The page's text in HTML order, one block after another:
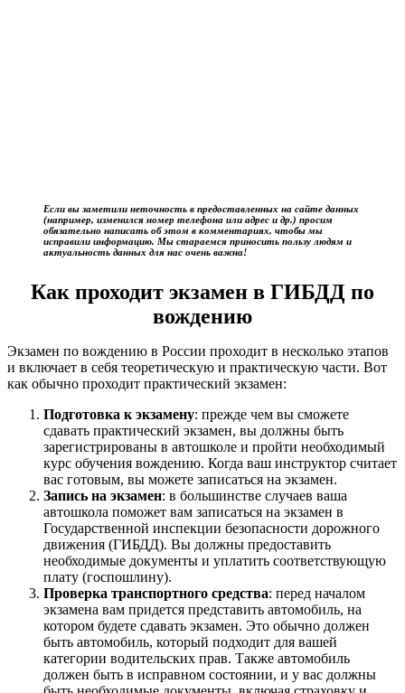
Если вы заметили неточность в предоставленных на сайте данных
(например, изменился номер телефона или адрес и др.) просим
обязательно написать об этом в комментариях, чтобы мы
исправили информацию. Мы стараемся приносить пользу людям и
актуальность данных для нас очень важна!
Как проходит экзамен в ГИБДД по
вождению
Экзамен по вождению в России проходит в несколько этапов
и включает в себя теоретическую и практическую части. Вот
как обычно проходит практический экзамен:
Подготовка к экзамену: прежде чем вы сможете
сдавать практический экзамен, вы должны быть
зарегистрированы в автошколе и пройти необходимый
курс обучения вождению. Когда ваш инструктор считает
вас готовым, вы можете записаться на экзамен.
Запись на экзамен: в большинстве случаев ваша
автошкола поможет вам записаться на экзамен в
Государственной инспекции безопасности дорожного
движения (ГИБДД). Вы должны предоставить
необходимые документы и уплатить соответствующую
плату (госпошлину).
Проверка транспортного средства: перед началом
экзамена вам придется представить автомобиль, на
котором будете сдавать экзамен. Это обычно должен
быть автомобиль, который подходит для вашей
категории водительских прав. Также автомобиль
должен быть в исправном состоянии, и у вас должны